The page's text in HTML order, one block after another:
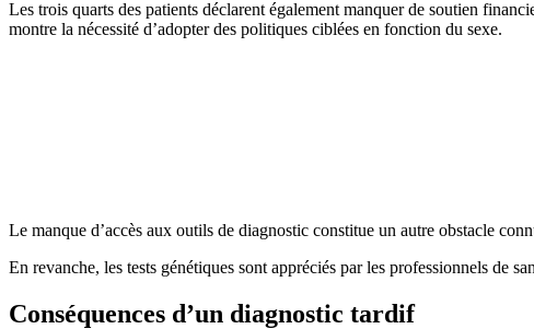
Les trois quarts des patients déclarent également manquer de soutien
montre la nécessité d’adopter des politiques ciblées en fonction du sexe.
Le manque d’accès aux outils de diagnostic constitue un autre obstacle
En revanche, les tests génétiques sont appréciés par les professionnels de
Conséquences d’un diagnostic tardif